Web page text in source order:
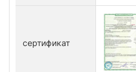
сертификат